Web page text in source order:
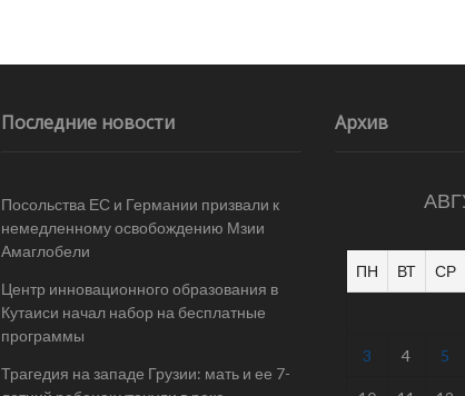
Последние новости
Посольства ЕС и Германии призвали к
немедленному освобождению Мзии
Амаглобели
Центр инновационного образования в
Кутаиси начал набор на бесплатные
программы
Трагедия на западе Грузии: мать и ее 7-
Архив
ПН ВТ СР
3 4 5